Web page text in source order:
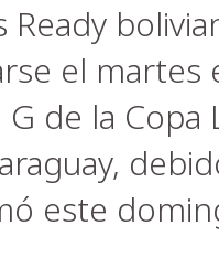
el martes
de la Copa
este